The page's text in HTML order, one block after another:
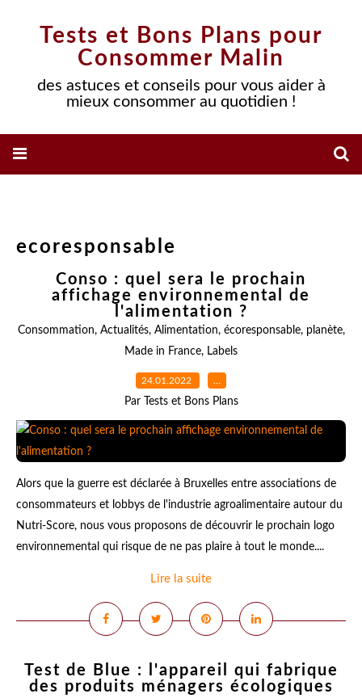
Tests et Bons Plans pour
Consommer Malin
des astuces et conseils pour vous aider à
mieux consommer au quotidien !
ecoresponsable
Conso : quel sera le prochain
affichage environnemental de
l'alimentation ?
Consommation, Actualités, Alimentation, écoresponsable, planète,
Made in France, Labels
24.01.2022 …
Par Tests et Bons Plans
Alors que la guerre est déclarée à Bruxelles entre associations de
consommateurs et lobbys de l'industrie agroalimentaire autour du
Nutri-Score, nous vous proposons de découvrir le prochain logo
environnemental qui risque de ne pas plaire à tout le monde....
Lire la suite
Test de Blue : l'appareil qui fabrique
des produits ménagers écologiques